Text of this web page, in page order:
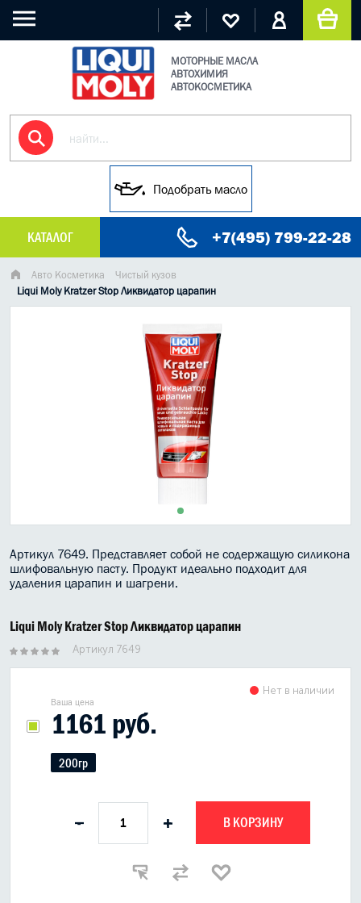
МОТОРНЫЕ МАСЛА
АВТОХИМИЯ
АВТОКОСМЕТИКА
Подобрать масло
КАТАЛОГ +7(495) 799-22-28
МАСЛО МОТОРНОЕ
ГРУЗОВЫЕ МАСЛА
АНТИФРИЗЫ СПЕЦЖИДКОСТИ
ПРИСАДКИ АВТОХИМИЯ
АВТО КОСМЕТИКА
МОТО МАСЛА
Авто Косметика
Чистый кузов
Liqui Moly Kratzer Stop Ликвидатор царапин
Артикул 7649. Представляет собой не содержащую силикона
шлифовальную пасту. Продукт идеально подходит для
удаления царапин и шагрени.
Liqui Moly Kratzer Stop Ликвидатор царапин
Артикул 7649
Ваша цена
1161 руб.
Нет в наличии
200гр
- + В КОРЗИНУ